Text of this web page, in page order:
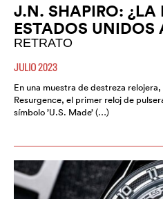
J.N. SHAPIRO: ¿LA
ESTADOS UNIDOS
RETRATO
JULIO 2023
En una muestra de destreza
Resurgence, el primer reloj de
símbolo ’U.S. Made’ (…)